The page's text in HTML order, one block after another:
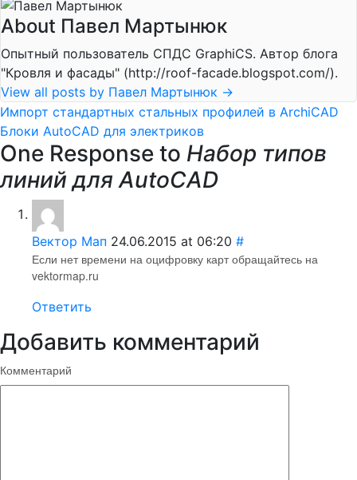
About Павел Мартынюк
Опытный пользователь СПДС GraphiCS. Автор блога
"Кровля и фасады" (http://roof-facade.blogspot.com/).
View all posts by Павел Мартынюк →
Импорт стандартных стальных профилей в ArchiCAD
Блоки AutoCAD для электриков
One Response to Набор типов
линий для AutoCAD
Вектор Мап 24.06.2015 at 06:20 #
Если нет времени на оцифровку карт обращайтесь на
vektormap.ru
Ответить
Добавить комментарий
Комментарий